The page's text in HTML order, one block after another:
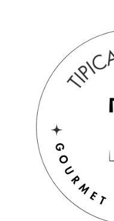
Bebidas y
Set de regalo con